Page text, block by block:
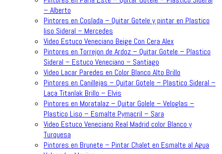
– Alberto
Pintores en Coslada – Quitar Gotele y pintar en Plastico
liso Sideral – Mercedes
Video Estuco Veneciano Beige Con Cera Alex
Pintores en Torrejon de Ardoz – Quitar Gotele – Plastico
Sideral – Estuco Veneciano – Santiago
Video Lacar Paredes en Color Blanco Alto Brillo
Pintores en Canillejas – Quitar Gotele – Plastico Sideral –
Laca Titanlak Brillo – Elvis
Pintores en Moratalaz – Quitar Golele – Veloglas –
Plastico Liso – Esmalte Pymacril – Sara
Video Estuco Veneciano Real Madrid color Blanco y
Turquesa
Pintores en Brunete – Pintar Chalet en Esmalte al Agua